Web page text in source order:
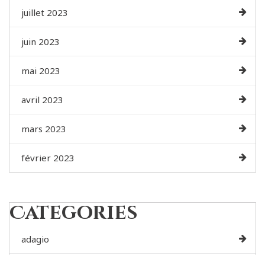
juillet 2023
juin 2023
mai 2023
avril 2023
mars 2023
février 2023
Categories
adagio